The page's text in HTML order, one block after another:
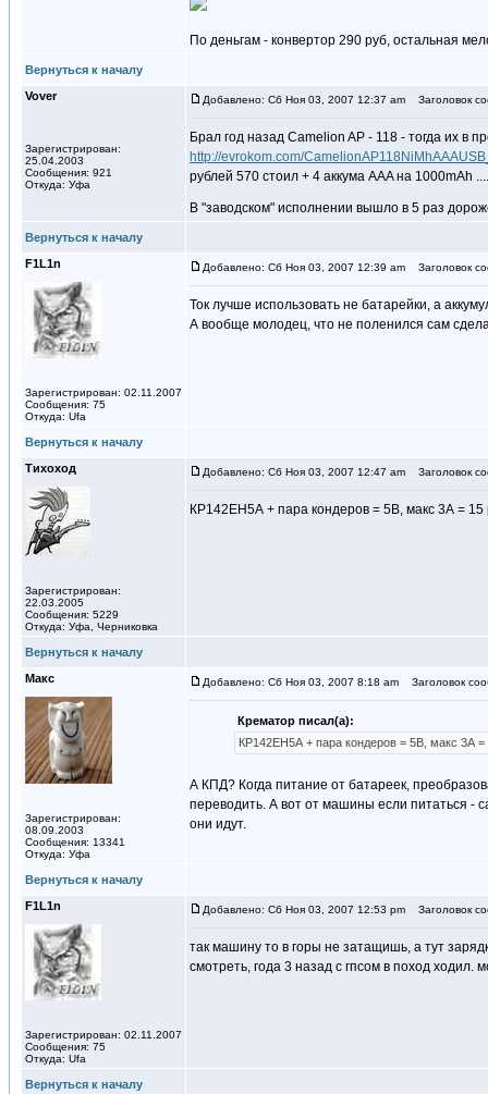
По деньгам - конвертор 290 руб, остальная
Вернуться к началу
Vover
Зарегистрирован:
25.04.2003
Сообщения: 921
Откуда: Уфа
Добавлено: Сб Ноя 03, 2007 12:37 am Заголовок
Брал год назад Camelion AP - 118 - тогда их в
http://evrokom.com/
рублей 570 стоил + 4 аккума AAA на 1000mAh
В "заводском" исполнении вышло в 5 раз
Вернуться к началу
F1L1n
Зарегистрирован: 02.11.2007
Сообщения: 75
Откуда: Ufa
Добавлено: Сб Ноя 03, 2007 12:39 am Заголовок
Ток лучше использовать не батарейки, а
А вообще молодец, что не поленился сам
Вернуться к началу
Тихоход
Зарегистрирован:
22.03.2005
Сообщения: 5229
Откуда: Уфа, Черниковка
Добавлено: Сб Ноя 03, 2007 12:47 am Заголовок
КР142ЕН5А + пара кондеров = 5В, макс 3А = 15
Вернуться к началу
Макс
Зарегистрирован:
08.09.2003
Сообщения: 13341
Откуда: Уфа
Добавлено: Сб Ноя 03, 2007 8:18 am Заголовок
Крематор писал(а):
КР142ЕН5А + пара кондеров = 5В, макс 3А
А КПД? Когда питание от батареек,
переводить. А вот от машины если питаться -
они идут.
Вернуться к началу
F1L1n
Зарегистрирован: 02.11.2007
Сообщения: 75
Откуда: Ufa
Добавлено: Сб Ноя 03, 2007 12:53 pm Заголовок
так машину то в горы не затащишь, а тут
смотреть, года 3 назад с гпсом в поход ходил.
Вернуться к началу